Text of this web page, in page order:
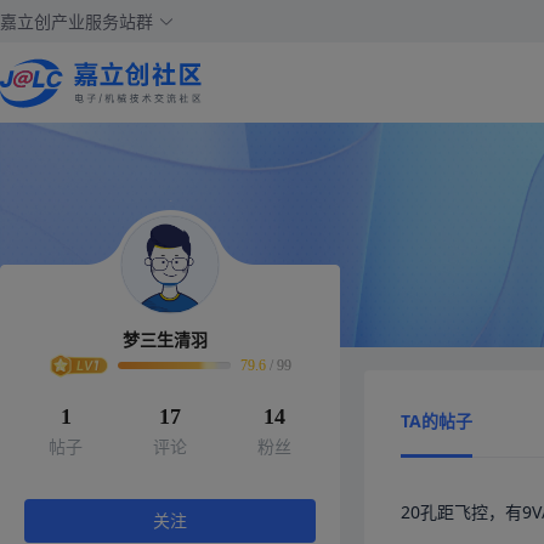
嘉立创产业服务站群
梦三生清羽
79.6 / 99
1
帖子
17
评论
14
粉丝
关注
TA的帖子
20孔距飞控，有